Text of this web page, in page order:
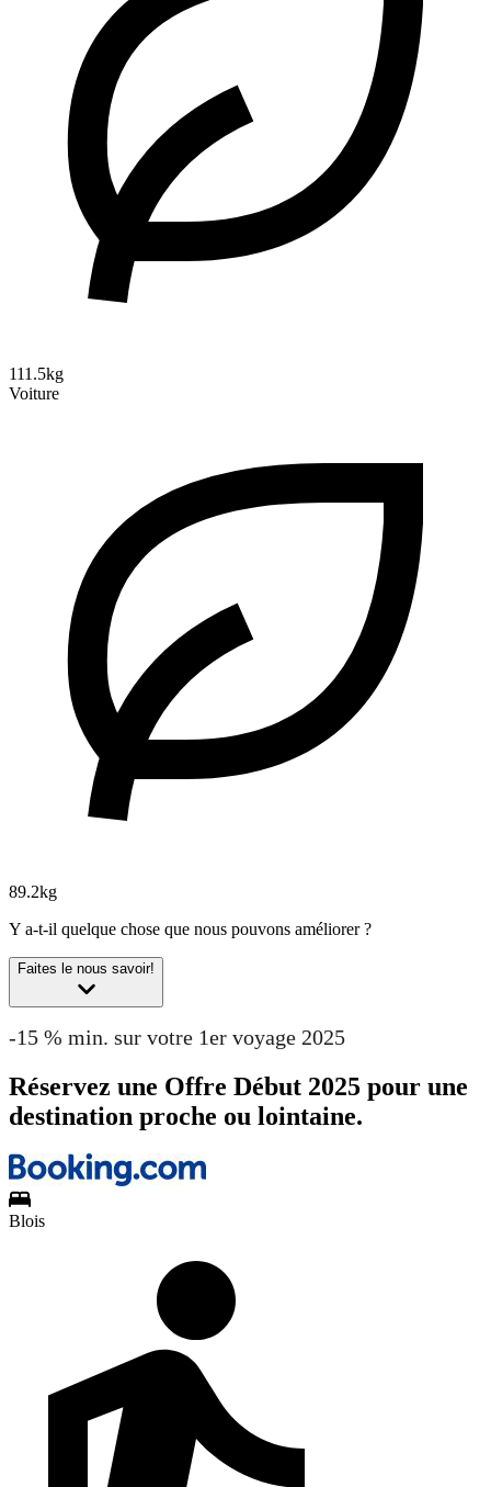
111.5kg
Voiture
89.2kg
Y a-t-il quelque chose que nous pouvons améliorer ?
Faites le nous savoir!
-15 % min. sur votre 1er voyage 2025
Réservez une Offre Début 2025 pour une
destination proche ou lointaine.
Blois